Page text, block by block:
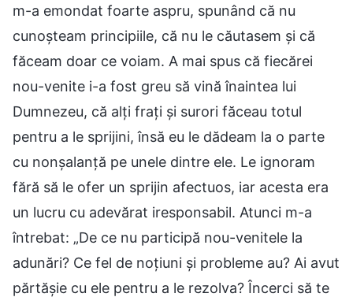
m-a emondat foarte aspru, spunând că nu
cunoșteam principiile, că nu le căutasem și că
făceam doar ce voiam. A mai spus că fiecărei
nou-venite i-a fost greu să vină înaintea lui
Dumnezeu, că alți frați și surori făceau totul
pentru a le sprijini, însă eu le dădeam la o parte
cu nonșalanță pe unele dintre ele. Le ignoram
fără să le ofer un sprijin afectuos, iar acesta era
un lucru cu adevărat iresponsabil. Atunci m-a
întrebat: „De ce nu participă nou-venitele la
adunări? Ce fel de noțiuni și probleme au? Ai avut
părtășie cu ele pentru a le rezolva? Încerci să te